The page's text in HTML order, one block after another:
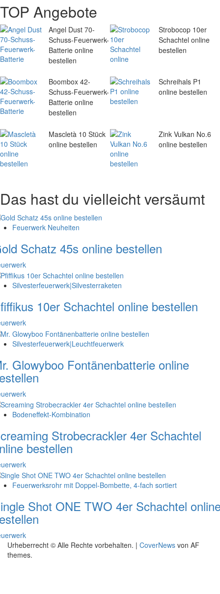
TOP Angebote
Angel Dust 70-
Schuss-Feuerwerk-
Batterie online
bestellen
Strobocop 10er
Schachtel online
bestellen
Boombox 42-
Schuss-Feuerwerk-
Batterie online
bestellen
Schreihals P1
online bestellen
Mascletà 10 Stück
online bestellen
Zink Vulkan No.6
online bestellen
Das hast du vielleicht versäumt
Feuerwerk Neuheiten
Schatz 45s online bestellen
Silvesterfeuerwerk|Silvesterraketen
10er Schachtel online bestellen
Silvesterfeuerwerk|Leuchtfeuerwerk
Glowyboo Fontänenbatterie online
Bodeneffekt-Kombination
Strobecrackler 4er Schachtel
bestellen
Feuerwerksrohr mit Doppel-Bombette, 4-fach sortiert
Shot ONE TWO 4er Schachtel
Urheberrecht © Alle Rechte vorbehalten. | CoverNews von AF
themes.